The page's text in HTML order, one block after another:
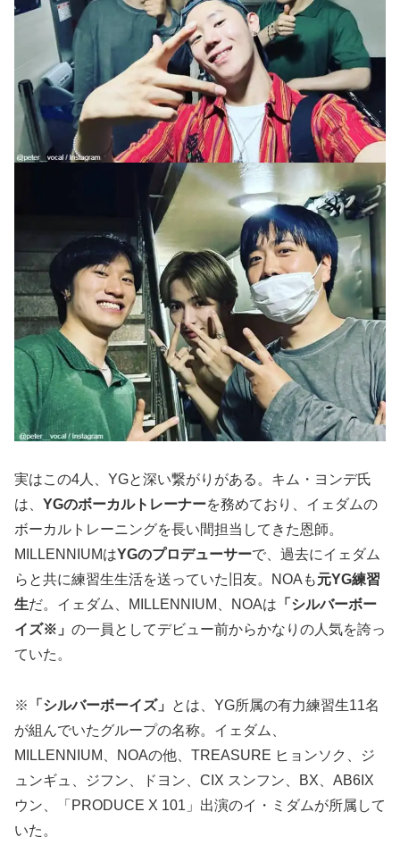
実はこの4人、YGと深い繋がりがある。キム・ヨンデ氏
は、 YGのボーカルトレーナーを務めており、イェダムの
ボーカルトレーニングを長い間担当してきた恩師。
MILLENNIUMはYGのプロデューサーで、過去にイェダム
らと共に練習生生活を送っていた旧友。NOAも元YG練習
生だ。イェダム、MILLENNIUM、NOAは 「シルバーボー
イズ※」 の一員としてデビュー前からかなりの人気を誇っ
ていた。
※ 「シルバーボーイズ」
とは、YG所属の有力練習生11名
が組んでいたグループの名称。イェダム、
MILLENNIUM、NOAの他、TREASURE ヒョンソク、ジ
ュンギュ、ジフン、ドヨン、CIX スンフン、BX、AB6IX
ウン、「PRODUCE X 101」出演のイ・ミダムが所属して
いた。